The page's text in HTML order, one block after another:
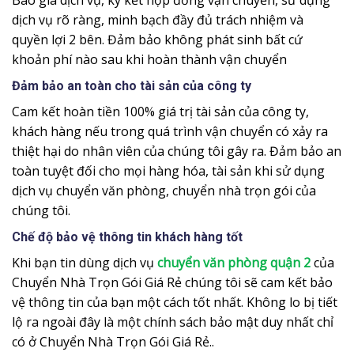
dịch vụ rõ ràng, minh bạch đầy đủ trách nhiệm và
quyền lợi 2 bên. Đảm bảo không phát sinh bất cứ
khoản phí nào sau khi hoàn thành vận chuyển
Đảm bảo an toàn cho tài sản của công ty
Cam kết hoàn tiền 100% giá trị tài sản của công ty,
khách hàng nếu trong quá trình vận chuyển có xảy ra
thiệt hại do nhân viên của chúng tôi gây ra. Đảm bảo an
toàn tuyệt đối cho mọi hàng hóa, tài sản khi sử dụng
dịch vụ chuyển văn phòng, chuyển nhà trọn gói của
chúng tôi.
Chế độ bảo vệ thông tin khách hàng tốt
Khi bạn tin dùng dịch vụ chuyển văn phòng quận 2của
Chuyển Nhà Trọn Gói Giá Rẻ chúng tôi sẽ cam kết bảo
vệ thông tin của bạn một cách tốt nhất. Không lo bị tiết
lộ ra ngoài đây là một chính sách bảo mật duy nhất chỉ
có ở Chuyển Nhà Trọn Gói Giá Rẻ..